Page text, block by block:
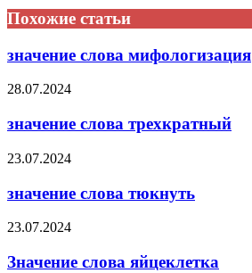
Похожие статьи
значение слова мифологизация
28.07.2024
значение слова трехкратный
23.07.2024
значение слова тюкнуть
23.07.2024
Значение слова яйцеклетка